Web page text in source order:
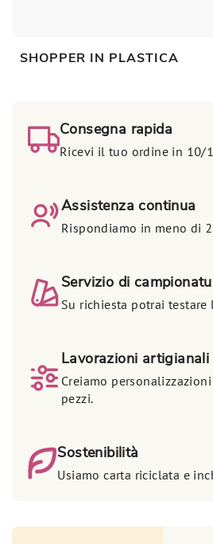
SHOPPER IN PLASTICA
Consegna rapida
Ricevi il tuo ordine in 10/
Assistenza continua
Rispondiamo in meno di
Servizio di
Su richiesta potrai testare
Lavorazioni artigianali
Creiamo
pezzi.
Sostenibilità
Usiamo carta riciclata e